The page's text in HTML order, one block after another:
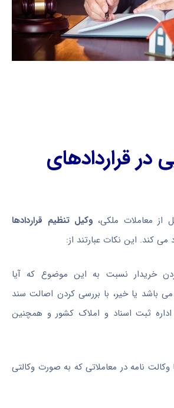
در قراردادهای
از معاملات ملکی، وکیل تنظیم قراردادها
می کند. این نکات عبارتند از:
خریدار نسبت به این موضوع که آیا
باشد یا خیر، با بررسی کردن اصالت سند
اداره ثبت اسناد و املاک کشور و همچنین
وکالت نامه در معاملاتی که به صورت وکالتی